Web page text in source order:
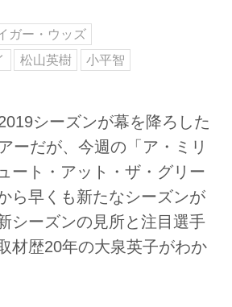
ガー・ウッズ
松山英樹 小平智
シーズンが幕を降ろした
ーだが、今週の「ア・ミリ
ート・アット・ザ・グリー
ら早くも新たなシーズンが
シーズンの見所と注目選手
材歴20年の大泉英子がわか